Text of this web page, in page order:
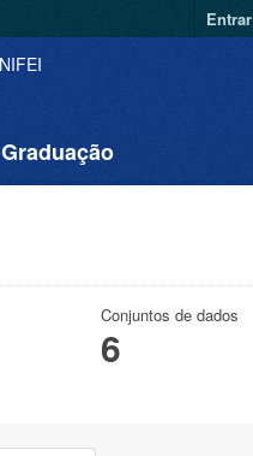
Entrar
Graduação
Conjuntos de dados
6